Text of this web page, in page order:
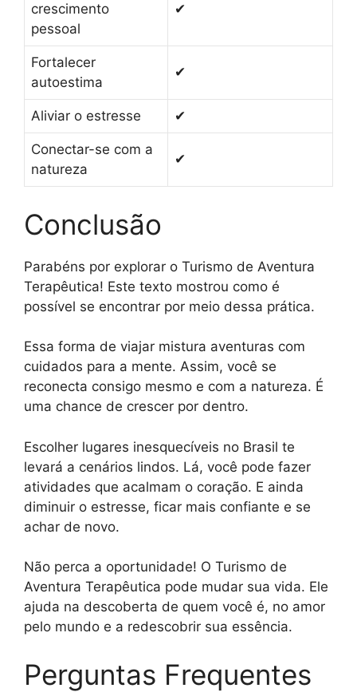
crescimento
pessoal
✔
Fortalecer
autoestima
✔
Aliviar o estresse ✔
Conectar-se com a
natureza
✔
Conclusão
Parabéns por explorar o Turismo de Aventura
Terapêutica! Este texto mostrou como é
possível se encontrar por meio dessa prática.
Essa forma de viajar mistura aventuras com
cuidados para a mente. Assim, você se
reconecta consigo mesmo e com a natureza. É
uma chance de crescer por dentro.
Escolher lugares inesquecíveis no Brasil te
levará a cenários lindos. Lá, você pode fazer
atividades que acalmam o coração. E ainda
diminuir o estresse, ficar mais confiante e se
achar de novo.
Não perca a oportunidade! O Turismo de
Aventura Terapêutica pode mudar sua vida. Ele
ajuda na descoberta de quem você é, no amor
pelo mundo e a redescobrir sua essência.
Perguntas Frequentes